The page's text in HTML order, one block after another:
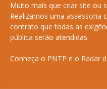
Muito mais que criar site ou
Realizamos uma assessoria
contrato que todas as
pública serão atendidas.
Conheça o PNTP e o Radar